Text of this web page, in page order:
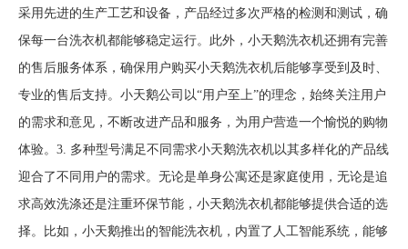
采用先进的生产工艺和设备，产品经过多次严格的检测和测试，确
保每一台洗衣机都能够稳定运行。此外，小天鹅洗衣机还拥有完善
的售后服务体系，确保用户购买小天鹅洗衣机后能够享受到及时、
专业的售后支持。小天鹅公司以“用户至上”的理念，始终关注用户
的需求和意见，不断改进产品和服务，为用户营造一个愉悦的购物
体验。3. 多种型号满足不同需求小天鹅洗衣机以其多样化的产品线
迎合了不同用户的需求。无论是单身公寓还是家庭使用，无论是追
求高效洗涤还是注重环保节能，小天鹅洗衣机都能够提供合适的选
择。比如，小天鹅推出的智能洗衣机，内置了人工智能系统，能够